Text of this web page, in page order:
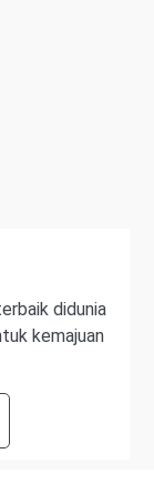
didunia
kemajuan